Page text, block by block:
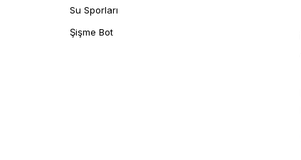
Su Sporları
Şişme Bot